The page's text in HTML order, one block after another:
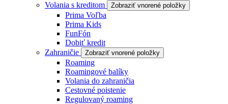
Volania s kreditom
Zobraziť vnorené položky
Prima Voľba
Prima Kids
FunFón
Dobiť kredit
Zahraničie
Zobraziť vnorené položky
Roaming
Roamingové balíky
Volania do zahraničia
Cestovné poistenie
Regulovaný roaming